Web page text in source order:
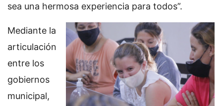
sea una hermosa experiencia para todos”.
Mediante la
articulación
entre los
gobiernos
municipal,